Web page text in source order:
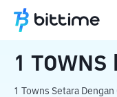
Beranda
1 TOWNS
1 Towns Setara